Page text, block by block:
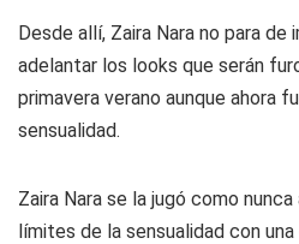
Desde allí, Zaira Nara no para de
adelantar los looks que serán
primavera verano aunque ahora
sensualidad.
Zaira Nara se la jugó como
límites de la sensualidad con